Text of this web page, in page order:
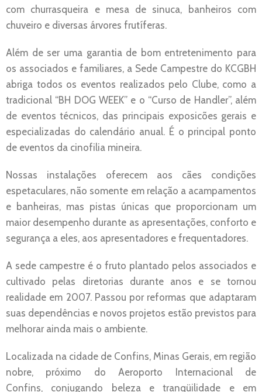
com churrasqueira e mesa de sinuca, banheiros com
chuveiro e diversas árvores frutíferas.
Além de ser uma garantia de bom entretenimento para
os associados e familiares, a Sede Campestre do KCGBH
abriga todos os eventos realizados pelo Clube, como a
tradicional “BH DOG WEEK” e o “Curso de Handler”, além
de eventos técnicos, das principais exposicões gerais e
especializadas do calendário anual. É o principal ponto
de eventos da cinofilia mineira.
Nossas instalações oferecem aos cães condições
espetaculares, não somente em relação a acampamentos
e banheiras, mas pistas únicas que proporcionam um
maior desempenho durante as apresentações, conforto e
segurança a eles, aos apresentadores e frequentadores.
A sede campestre é o fruto plantado pelos associados e
cultivado pelas diretorias durante anos e se tornou
realidade em 2007. Passou por reformas que adaptaram
suas dependências e novos projetos estão previstos para
melhorar ainda mais o ambiente.
Localizada na cidade de Confins, Minas Gerais, em região
nobre, próximo do Aeroporto Internacional de
Confins, conjugando beleza e tranqüilidade e em